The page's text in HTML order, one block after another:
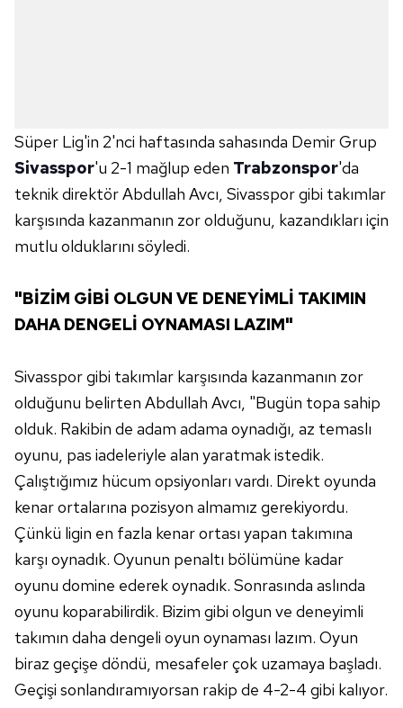
Süper Lig'in 2'nci haftasında sahasında Demir Grup
Sivasspor'u 2-1 mağlup eden Trabzonspor'da
teknik direktör Abdullah Avcı, Sivasspor gibi takımlar
karşısında kazanmanın zor olduğunu, kazandıkları için
mutlu olduklarını söyledi.
"BİZİM GİBİ OLGUN VE DENEYİMLİ TAKIMIN
DAHA DENGELİ OYNAMASI LAZIM"
Sivasspor gibi takımlar karşısında kazanmanın zor
olduğunu belirten Abdullah Avcı, "Bugün topa sahip
olduk. Rakibin de adam adama oynadığı, az temaslı
oyunu, pas iadeleriyle alan yaratmak istedik.
Çalıştığımız hücum opsiyonları vardı. Direkt oyunda
kenar ortalarına pozisyon almamız gerekiyordu.
Çünkü ligin en fazla kenar ortası yapan takımına
karşı oynadık. Oyunun penaltı bölümüne kadar
oyunu domine ederek oynadık. Sonrasında aslında
oyunu koparabilirdik. Bizim gibi olgun ve deneyimli
takımın daha dengeli oyun oynaması lazım. Oyun
biraz geçişe döndü, mesafeler çok uzamaya başladı.
Geçişi sonlandıramıyorsan rakip de 4-2-4 gibi kalıyor.